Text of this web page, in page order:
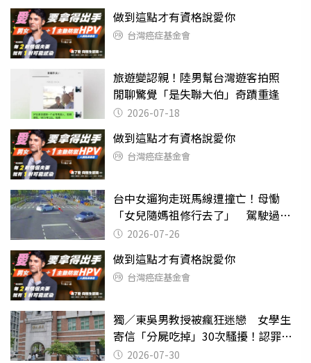
做到這點才有資格說愛你
台灣癌症基金會
旅遊變認親！陸男幫台灣遊客拍照
閒聊驚覺「是失聯大伯」奇蹟重逢
2026-07-18
做到這點才有資格說愛你
台灣癌症基金會
台中女遛狗走斑馬線遭撞亡！母慟
「女兒隨媽祖修行去了」 駕駛過失
致死判9月
2026-07-26
做到這點才有資格說愛你
台灣癌症基金會
獨／東吳男教授被瘋狂迷戀 女學生
寄信「分屍吃掉」30次騷擾！認罪免
關 2026-07-30